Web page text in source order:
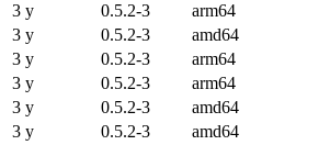
3 y
0.5.2-3 arm64
3 y
0.5.2-3 amd64
3 y
0.5.2-3 arm64
3 y
0.5.2-3 arm64
3 y
0.5.2-3 amd64
3 y
0.5.2-3 amd64